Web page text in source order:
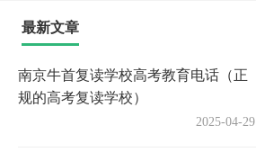
最新文章
南京牛首复读学校高考教育电话（正
规的高考复读学校）
2025-04-29